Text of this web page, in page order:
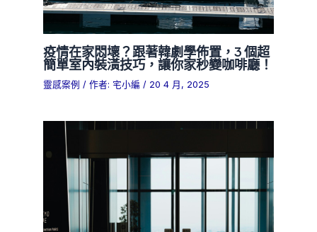
疫情在家悶壞？跟著韓劇學佈置，3 個超
簡單室內裝潢技巧，讓你家秒變咖啡廳！
靈感案例 / 作者: 宅小編/ 20 4 月, 2025